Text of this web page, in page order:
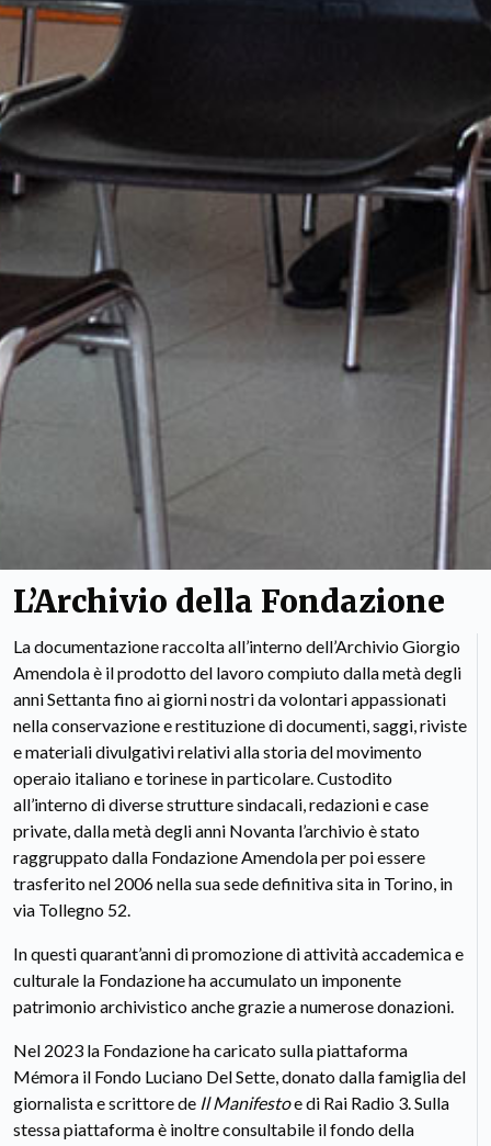
L’Archivio della Fondazione
La documentazione raccolta all’interno dell’Archivio Giorgio
Amendola è il prodotto del lavoro compiuto dalla metà degli
anni Settanta fino ai giorni nostri da volontari appassionati
nella conservazione e restituzione di documenti, saggi, riviste
e materiali divulgativi relativi alla storia del movimento
operaio italiano e torinese in particolare. Custodito
all’interno di diverse strutture sindacali, redazioni e case
private, dalla metà degli anni Novanta l’archivio è stato
raggruppato dalla Fondazione Amendola per poi essere
trasferito nel 2006 nella sua sede definitiva sita in Torino, in
via Tollegno 52.
In questi quarant’anni di promozione di attività accademica e
culturale la Fondazione ha accumulato un imponente
patrimonio archivistico anche grazie a numerose donazioni.
Nel 2023 la Fondazione ha caricato sulla piattaforma
Mémora il Fondo Luciano Del Sette, donato dalla famiglia del
giornalista e scrittore de Il Manifestoe di Rai Radio 3. Sulla
stessa piattaforma è inoltre consultabile il fondo della